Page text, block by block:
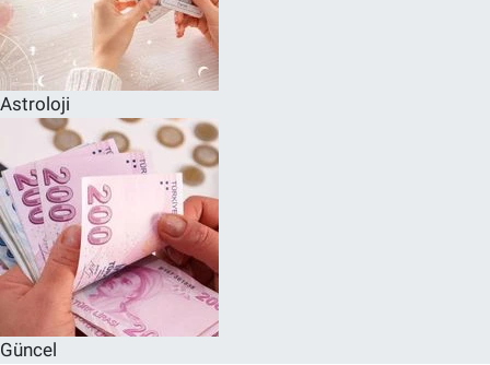
Astroloji
Güncel